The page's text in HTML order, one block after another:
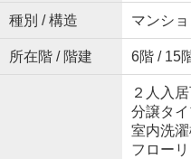
種別 / 構造 マンシ
所在階 / 階建 6階 / 15
２人入
分譲タ
室内洗
フロー